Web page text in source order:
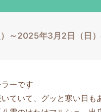
～2025年3月2日（日）
ーです
ていて、グッと寒い日も